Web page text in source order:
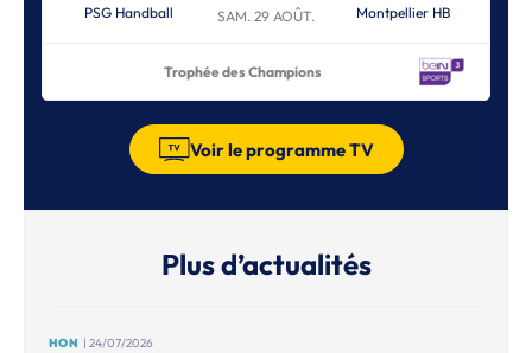
PSG Handball SAM. 29 AOÛT. Montpellier HB
Trophée des Champions
Voir le programme TV
Plus d’actualités
HON | 24/07/2026